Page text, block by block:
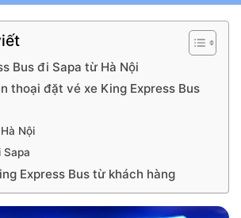
Bus đi Sapa từ Hà Nội
thoại đặt vé xe King Express Bus
Nội
Express Bus từ khách hàng